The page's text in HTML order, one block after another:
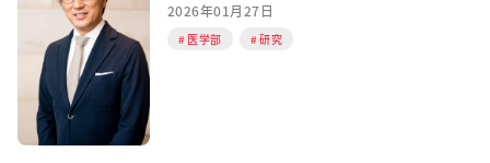
2026年01月27日
医学部 研究